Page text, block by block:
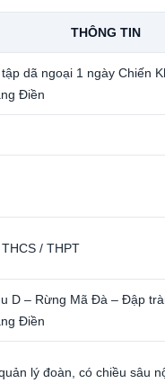
THÔNG TIN
dã ngoại 1 ngày Chiến
Điền
/ THPT
D – Rừng Mã Đà – Đập
Điền
lý đoàn, có chiều sâu